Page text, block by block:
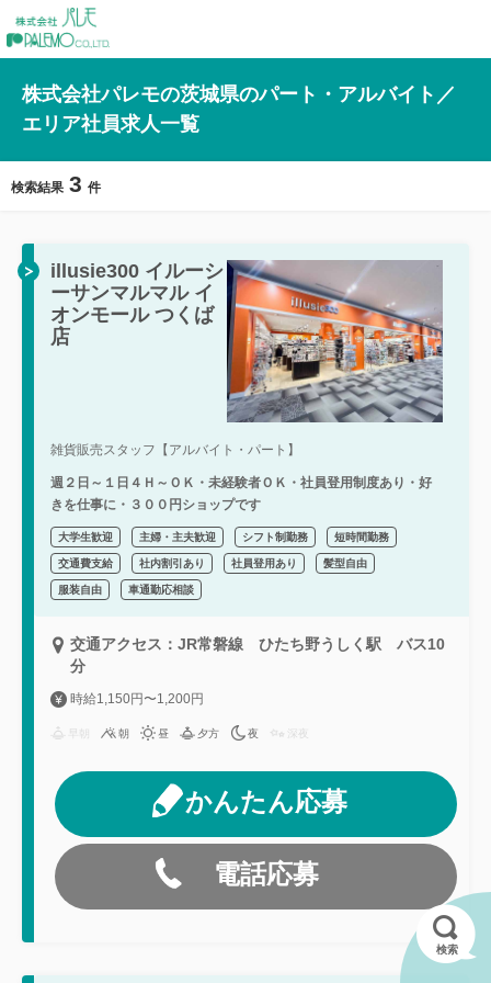
株式会社パレモの茨城県のパート・アルバイト／
エリア社員求人一覧
検索結果 3 件
illusie300 イルーシ
ーサンマルマル イ
オンモール つくば
店
雑貨販売スタッフ【アルバイト・パート】
週２日～１日４Ｈ～ＯＫ・未経験者ＯＫ・社員登用制度あり・好
きを仕事に・３００円ショップです
大学生歓迎 主婦・主夫歓迎 シフト制勤務 短時間勤務
交通費支給 社内割引あり 社員登用あり 髪型自由
服装自由 車通勤応相談
交通アクセス：JR常磐線 ひたち野うしく駅 バス10
分
時給1,150円〜1,200円
朝 昼 夕方 夜 深夜
かんたん応募
電話応募
検索